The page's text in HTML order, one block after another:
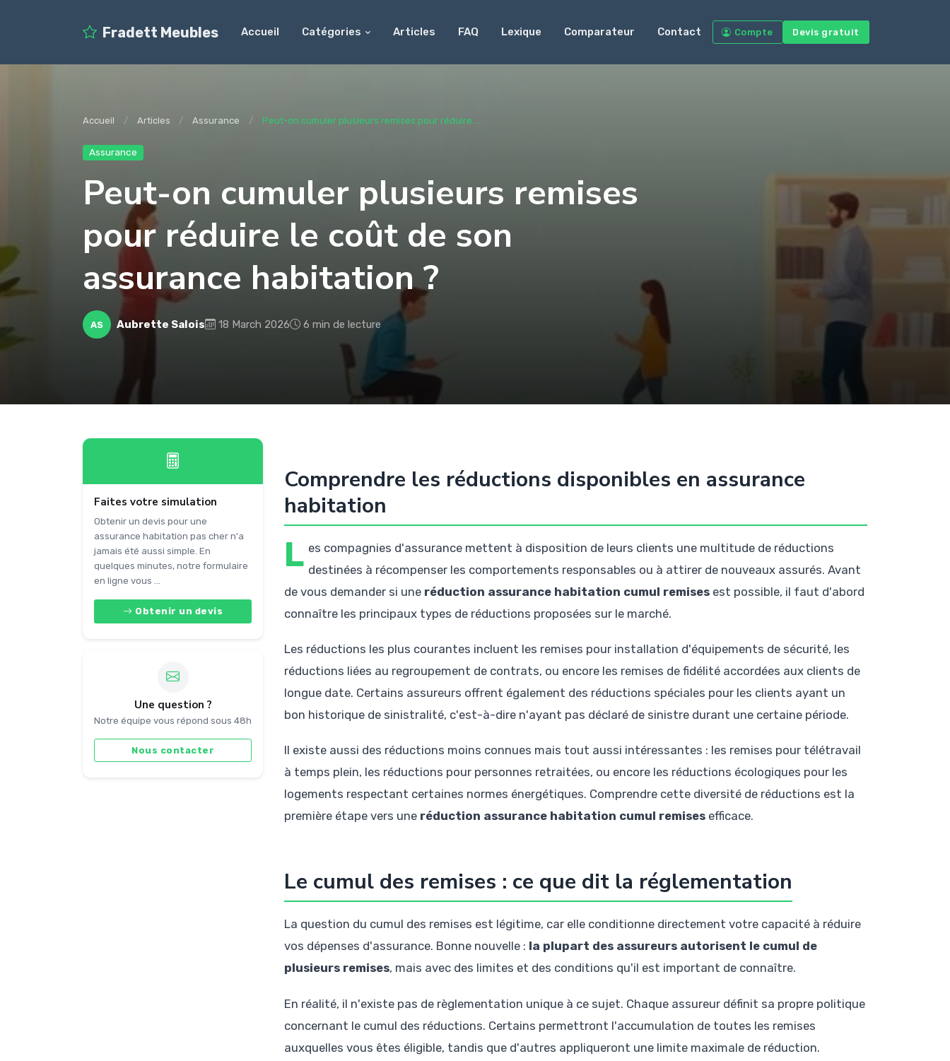
Fradett Meubles Accueil Catégories Articles FAQ Lexique Comparateur Contact Compte Devis gratuit
Accueil Articles Assurance Peut-on cumuler plusieurs remises pour réduire ...
Assurance
Peut-on cumuler plusieurs remises
pour réduire le coût de son
assurance habitation ?
AS Aubrette Salois 18 March 2026 6 min de lecture
Faites votre simulation
Obtenir un devis pour une
assurance habitation pas cher n'a
jamais été aussi simple. En
quelques minutes, notre formulaire
en ligne vous ...
Obtenir un devis
Une question ?
Notre équipe vous répond sous 48h
Nous contacter
Comprendre les réductions disponibles en assurance
habitation
L es compagnies d'assurance mettent à disposition de leurs clients une multitude de réductions
destinées à récompenser les comportements responsables ou à attirer de nouveaux assurés. Avant
de vous demander si une réduction assurance habitation cumul remises est possible, il faut d'abord
connaître les principaux types de réductions proposées sur le marché.
Les réductions les plus courantes incluent les remises pour installation d'équipements de sécurité, les
réductions liées au regroupement de contrats, ou encore les remises de fidélité accordées aux clients de
longue date. Certains assureurs offrent également des réductions spéciales pour les clients ayant un
bon historique de sinistralité, c'est-à-dire n'ayant pas déclaré de sinistre durant une certaine période.
Il existe aussi des réductions moins connues mais tout aussi intéressantes : les remises pour télétravail
à temps plein, les réductions pour personnes retraitées, ou encore les réductions écologiques pour les
logements respectant certaines normes énergétiques. Comprendre cette diversité de réductions est la
première étape vers une réduction assurance habitation cumul remises efficace.
Le cumul des remises : ce que dit la réglementation
La question du cumul des remises est légitime, car elle conditionne directement votre capacité à réduire
vos dépenses d'assurance. Bonne nouvelle : la plupart des assureurs autorisent le cumul de
plusieurs remises, mais avec des limites et des conditions qu'il est important de connaître.
En réalité, il n'existe pas de règlementation unique à ce sujet. Chaque assureur définit sa propre politique
concernant le cumul des réductions. Certains permettront l'accumulation de toutes les remises
auxquelles vous êtes éligible, tandis que d'autres appliqueront une limite maximale de réduction.